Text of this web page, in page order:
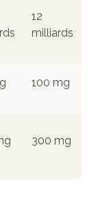
12
milliards
100 mg
300 mg